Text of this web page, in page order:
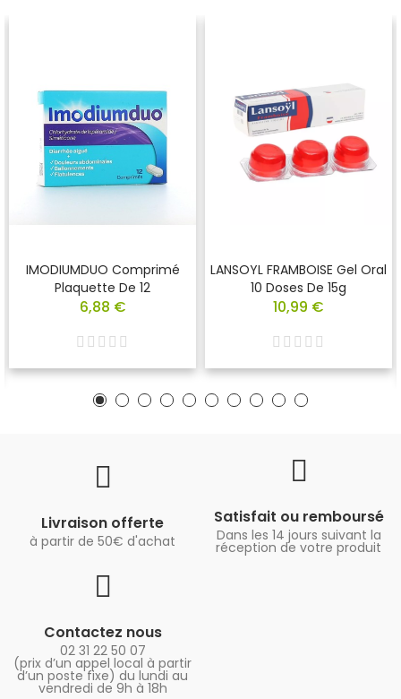
IMODIUMDUO Comprimé
Plaquette De 12
6,88 €
LANSOYL FRAMBOISE Gel Oral
10 Doses De 15g
10,99 €
Livraison offerte
à partir de 50€ d'achat
Satisfait ou remboursé
Dans les 14 jours suivant la
réception de votre produit
Contactez nous
02 31 22 50 07
(prix d’un appel local à partir
d’un poste fixe) du lundi au
vendredi de 9h à 18h